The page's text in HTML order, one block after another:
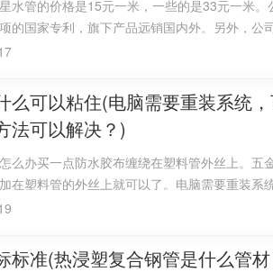
、30、40、50、75、90、110；
90、110、160、200、250、315、400
、50、63、75 、90 、110、160、
安全系数高。
50年以上。
水管的价格是15元一米，一些的是33元一米。
的国家专利，旗下产品远销国内外。另外，公
公司拥有10大生产基地，服务网络遍及全国。
么可以粘住(电脑需要重装系统
法可以解决？)
么办买一点防水胶布缠绕在塑料管外丝上。五
在塑料管的外丝上就可以了。电脑需要重装系
？下载个金山毒霸一键重装系统好用。。。
标准(热浸塑复合钢管是什么管